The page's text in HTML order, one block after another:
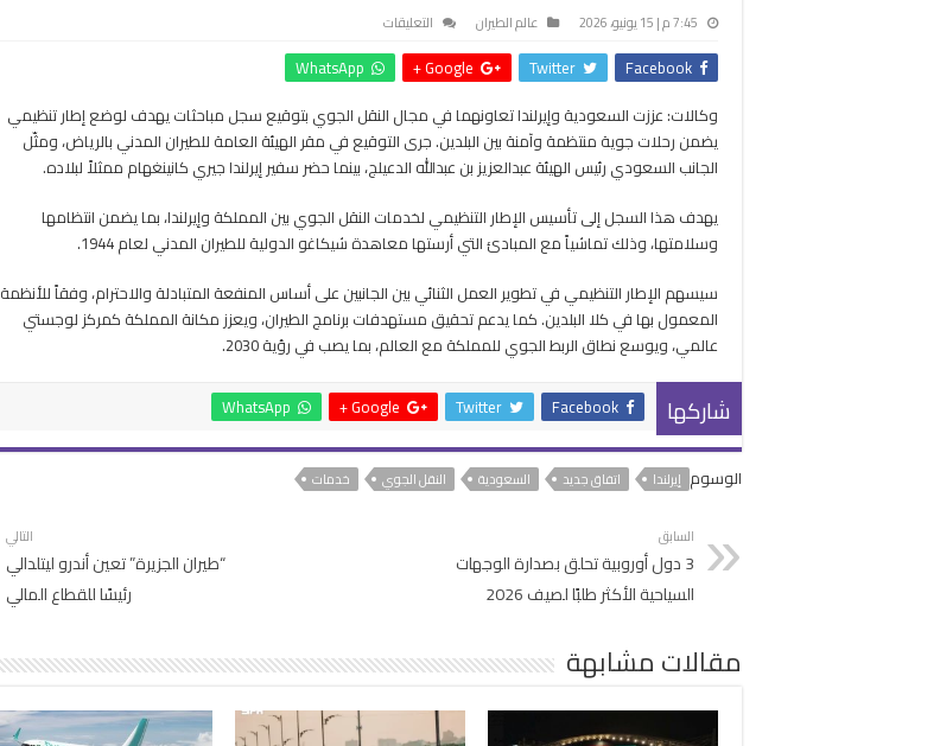
7:45 م | 15 يونيو، 2026 عالم الطيران التعليقات
وإيرلندا
اتفاقًا
جديدًا
لخدمات
الجوي
مغلقة
Facebook
Twitter
Google +
WhatsApp
وكالات: عززت السعودية وإيرلندا تعاونهما في مجال النقل الجوي بتوقيع سجل مباحثات يهدف لوضع إطار تنظيمي
يضمن رحلات جوية منتظمة وآمنة بين البلدين. جرى التوقيع في مقر الهيئة العامة للطيران المدني بالرياض، ومثّل
الجانب السعودي رئيس الهيئة عبدالعزيز بن عبدالله الدعيلج، بينما حضر سفير إيرلندا جيري كانينغهام ممثلاً لبلاده.
يهدف هذا السجل إلى تأسيس الإطار التنظيمي لخدمات النقل الجوي بين المملكة وإيرلندا، بما يضمن انتظامها
وسلامتها، وذلك تماشياً مع المبادئ التي أرستها معاهدة شيكاغو الدولية للطيران المدني لعام 1944.
سيسهم الإطار التنظيمي في تطوير العمل الثنائي بين الجانبين على أساس المنفعة المتبادلة والاحترام، وفقاً للأنظمة
المعمول بها في كلا البلدين. كما يدعم تحقيق مستهدفات برنامج الطيران، ويعزز مكانة المملكة كمركز لوجستي
عالمي، ويوسع نطاق الربط الجوي للمملكة مع العالم، بما يصب في رؤية 2030.
شاركها Facebook
Twitter
Google +
WhatsApp
الوسوم إيرلندا اتفاق جديد السعودية النقل الجوي خدمات
السابق
3 دول أوروبية تحلق بصدارة الوجهات
السياحية الأكثر طلبًا لصيف 2026
التالي
“طيران الجزيرة” تعين أندرو ليتلدالي
رئيسًا للقطاع المالي
مقالات مشابهة